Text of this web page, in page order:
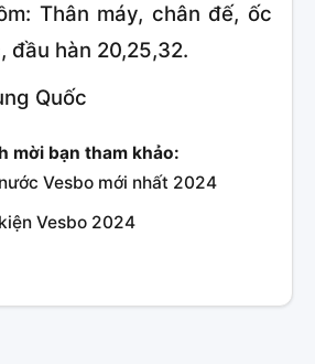
Thân máy, chân đế, ốc
đầu hàn 20,25,32.
Quốc
mời bạn tham khảo:
Vesbo mới nhất 2024
Vesbo 2024